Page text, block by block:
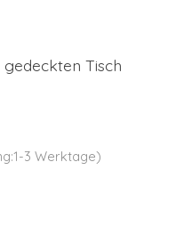
Tisch
3 Werktage)